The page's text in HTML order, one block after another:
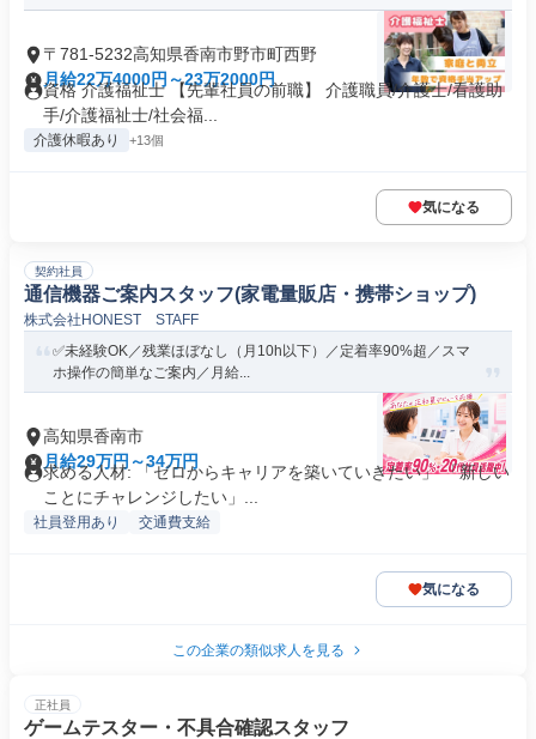
〒781-5232高知県香南市野市町西野
月給22万4000円～23万2000円
資格 介護福祉士 【先輩社員の前職】 介護職員/介護士/看護助
手/介護福祉士/社会福...
介護休暇あり +13個
気になる
契約社員
通信機器ご案内スタッフ(家電量販店・携帯ショップ)
株式会社HONEST STAFF
✅未経験OK／残業ほぼなし（月10h以下）／定着率90%超／スマ
ホ操作の簡単なご案内／月給...
高知県香南市
月給29万円～34万円
求める人材: 「ゼロからキャリアを築いていきたい」 「新しい
ことにチャレンジしたい」...
社員登用あり 交通費支給
気になる
この企業の類似求人を見る
正社員
ゲームテスター・不具合確認スタッフ